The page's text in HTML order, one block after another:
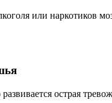
или наркотиков
острая